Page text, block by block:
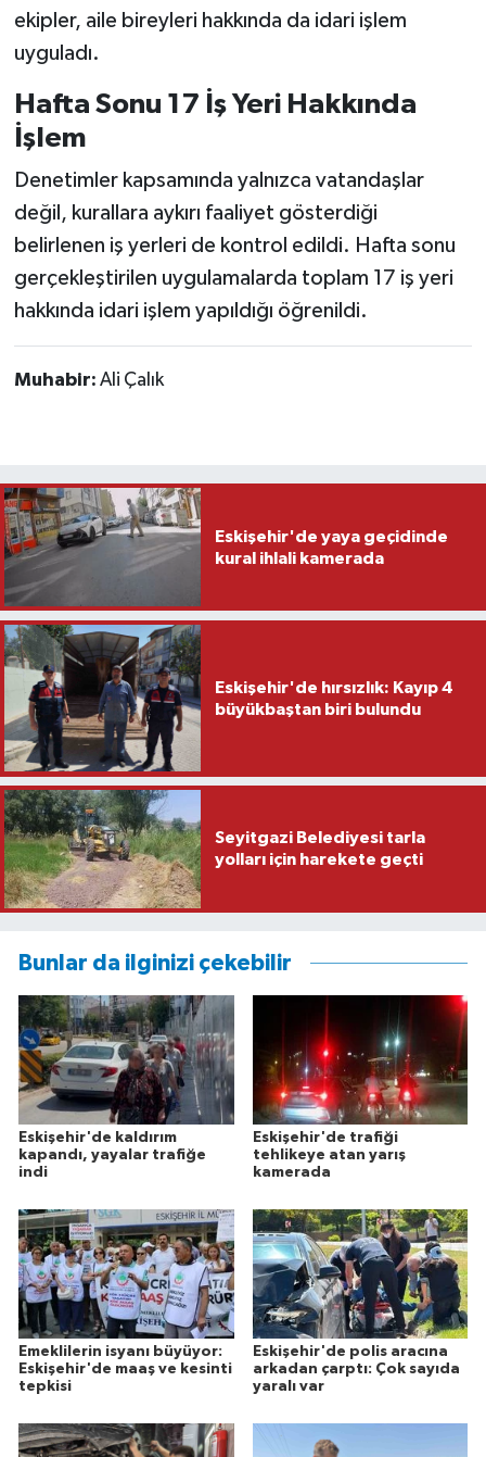
ekipler, aile bireyleri hakkında da idari işlem
uyguladı.
Hafta Sonu 17 İş Yeri Hakkında
İşlem
Denetimler kapsamında yalnızca vatandaşlar
değil, kurallara aykırı faaliyet gösterdiği
belirlenen iş yerleri de kontrol edildi. Hafta sonu
gerçekleştirilen uygulamalarda toplam 17 iş yeri
hakkında idari işlem yapıldığı öğrenildi.
Muhabir: Ali Çalık
Eskişehir'de yaya geçidinde
kural ihlali kamerada
Eskişehir'de hırsızlık: Kayıp 4
büyükbaştan biri bulundu
Seyitgazi Belediyesi tarla
yolları için harekete geçti
Bunlar da ilginizi çekebilir
Eskişehir'de kaldırım
kapandı, yayalar trafiğe
indi
Eskişehir'de trafiği
tehlikeye atan yarış
kamerada
Emeklilerin isyanı büyüyor:
Eskişehir'de maaş ve kesinti
tepkisi
Eskişehir'de polis aracına
arkadan çarptı: Çok sayıda
yaralı var